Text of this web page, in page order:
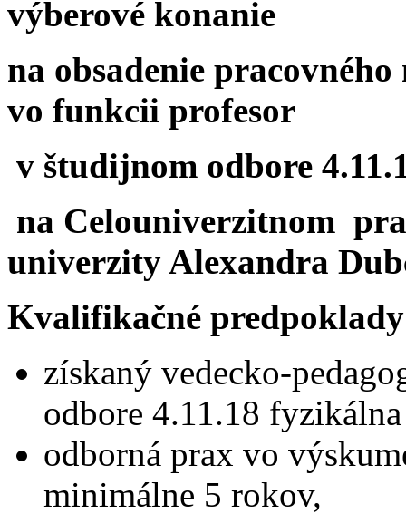
výberové konanie
na obsadenie
vo funkcii profesor
v študijnom odbore
na Celouniverzitnom
univerzity Alexandra
Kvalifikačné
získaný vedecko-
odbore 4.11.18
odborná prax vo
minimálne 5 rokov,